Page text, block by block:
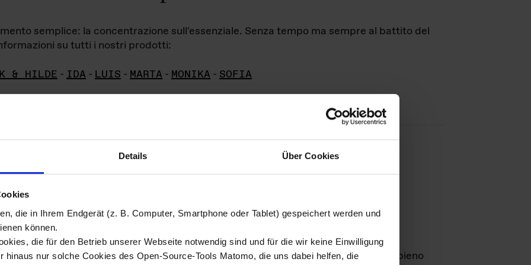
Details Über Cookies
die in Ihrem Endgerät (z. B. Computer, Smartphone oder Tablet) gespeichert werden und
können.
die für den Betrieb unserer Webseite notwendig sind und für die wir keine Einwilligung
hinaus nur solche Cookies des Open-Source-Tools Matomo, die uns dabei helfen, die
semplice: la concentrazione sull'essenziale. Senza tempo ma sempre al battito del
su tutti i nostri prodotti:
& HILDE - IDA - LUIS - MARTA - MONIKA - SOFIA
di immagini
materiale fotografico sono detenuti daDas ganze LebenGmbH e rimangono in pieno